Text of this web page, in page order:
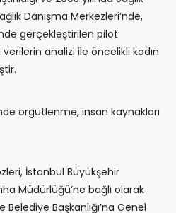
Danışma Merkezleri’nde,
gerçekleştirilen pilot
analizi ile öncelikli kadın
örgütlenme, insan kaynakları
İstanbul Büyükşehir
Müdürlüğü’ne bağlı olarak
Başkanlığı’na Genel